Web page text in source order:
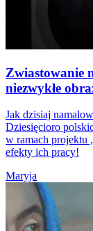
Zwiastowanie
niezwykłe
Jak dzisiaj
Dziesięcioro
w ramach projektu
efekty ich pracy!
Maryja